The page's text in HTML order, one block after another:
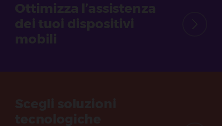
Ottimizza l’assistenza
dei tuoi dispositivi
mobili